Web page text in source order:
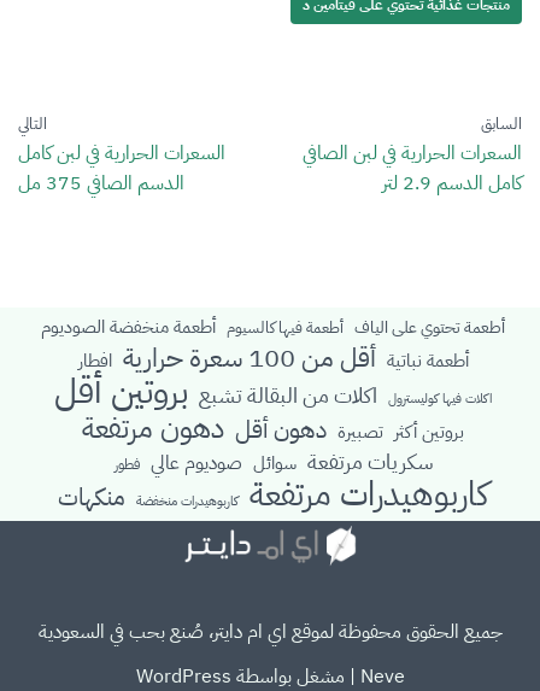
منتجات غذائية تحتوي على فيتامين د
السابق
السعرات الحرارية في لبن الصافي
كامل الدسم 2.9 لتر
التالي
السعرات الحرارية في لبن كامل
الدسم الصافي 375 مل
أطعمة تحتوي على الياف أطعمة فيها كالسيوم أطعمة منخفضة الصوديوم
أطعمة نباتية أقل من 100 سعرة حرارية افطار
اكلات فيها كوليسترول اكلات من البقالة تشبع بروتين أقل
بروتين أكثر تصبيرة دهون أقل دهون مرتفعة
سكريات مرتفعة سوائل صوديوم عالي فطور
كاربوهيدرات مرتفعة كاربوهيدرات منخفضة منكهات
جميع الحقوق محفوظة لموقع اي ام دايتر، صُنع بحب في السعودية
Neve | مشغل بواسطة WordPress